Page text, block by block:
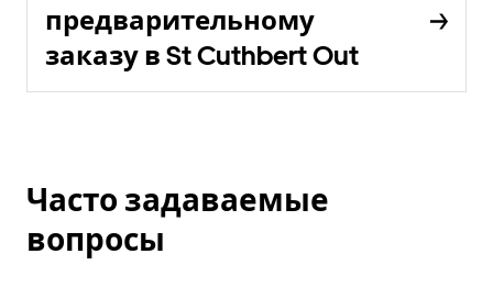
предварительному
заказу в St Cuthbert Out
Часто задаваемые
вопросы